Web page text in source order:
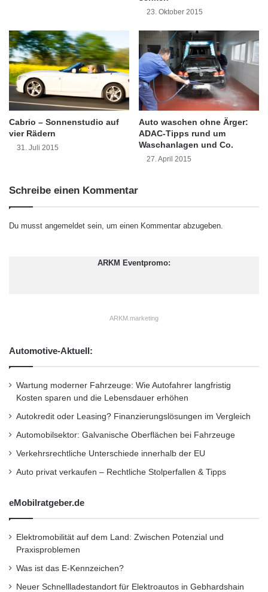
Ländern der Erde, erneut den Weg ins
Technologie-Zentrum im Herzen Europas
fanden, um an Ort und Stelle Beschaffungen
auszulösen und Investitionen zu initiieren.
Zielgerichtete Unterstützung gaben dafür die
beiden Spezial-Messeführer
Montageanlagenbau, Roboter-Hersteller und
und Roboter-Systemintegration wurden
Füge- und Klebtechnik 148 Aussteller
Für die Fachbesucher stellen diese Hersteller
für die Armada der Komponenten- und
Subsysteme-Hersteller bzw. Anbieter, die an
der Motek wie der Bondexpo traditionell stark
vertreten sind, stellen die 280 Anlagenbauer
die Motek und die Bondexpo, neben ihrer
eigentlichen Funktion als Mittler zwischen
Angebot und Bedarfsmarkt, zusätzlich zur
„integrierten B2B-Plattform“, an der das Gros
des Basisgeschäfts der ganzen Branche zur
23. Oktober 2015
Cabrio – Sonnenstudio auf
vier Rädern
31. Juli 2015
Auto waschen ohne Ärger:
ADAC-Tipps rund um
Waschanlagen und Co.
27. April 2015
Schreibe einen Kommentar
Du musst angemeldet sein, um einen Kommentar abzugeben.
ARKM Eventpromo:
ARKM.marketing
Automotive-Aktuell:
Wartung moderner Fahrzeuge: Wie Autofahrer langfristig
Kosten sparen und die Lebensdauer erhöhen
Autokredit oder Leasing? Finanzierungslösungen im Vergleich
Automobilsektor: Galvanische Oberflächen bei Fahrzeuge
Verkehrsrechtliche Unterschiede innerhalb der EU
Auto privat verkaufen – Rechtliche Stolperfallen & Tipps
eMobilratgeber.de
Elektromobilität auf dem Land: Zwischen Potenzial und
Praxisproblemen
Was ist das E-Kennzeichen?
Neuer Schnellladestandort für Elektroautos in Gebhardshain